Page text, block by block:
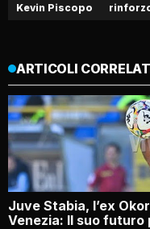
Kevin Piscopo
ARTICOLI
Juve Stabia, l’ex
Venezia: Il suo